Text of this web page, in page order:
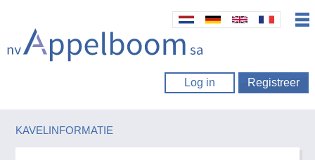
Log in Registreer
KAVELINFORMATIE